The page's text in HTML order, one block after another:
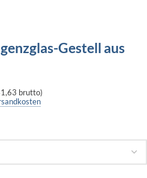
Gestell aus
brutto)